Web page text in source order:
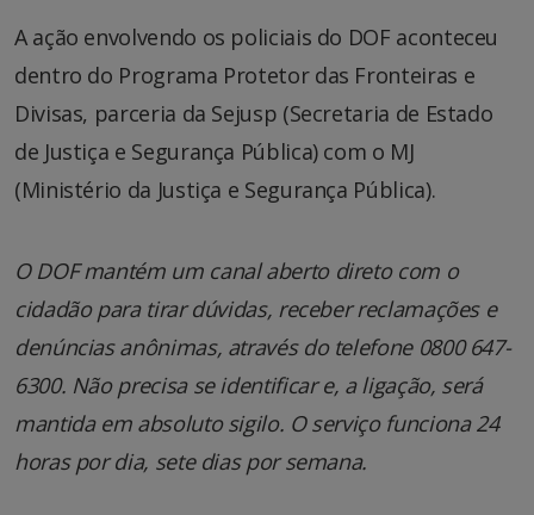
A ação envolvendo os policiais do DOF aconteceu
dentro do Programa Protetor das Fronteiras e
Divisas, parceria da Sejusp (Secretaria de Estado
de Justiça e Segurança Pública) com o MJ
(Ministério da Justiça e Segurança Pública).
O DOF mantém um canal aberto direto com o
cidadão para tirar dúvidas, receber reclamações e
denúncias anônimas, através do telefone 0800 647-
6300. Não precisa se identificar e, a ligação, será
mantida em absoluto sigilo. O serviço funciona 24
horas por dia, sete dias por semana.